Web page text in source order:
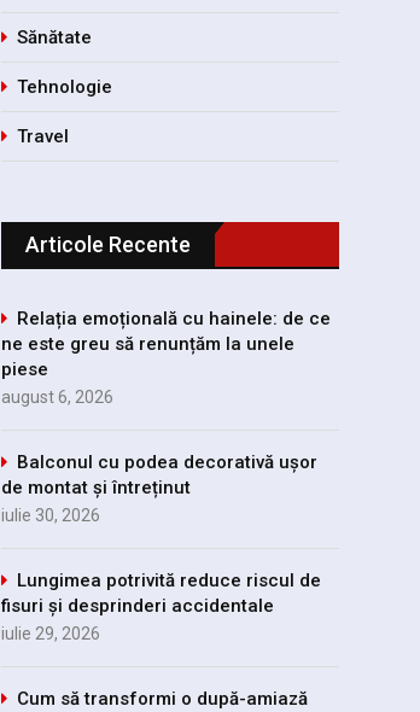
Sănătate
Tehnologie
Travel
Articole Recente
Relația emoțională cu hainele: de ce
ne este greu să renunțăm la unele
piese
august 6, 2026
Balconul cu podea decorativă ușor
de montat și întreținut
iulie 30, 2026
Lungimea potrivită reduce riscul de
fisuri și desprinderi accidentale
iulie 29, 2026
Cum să transformi o după-amiază